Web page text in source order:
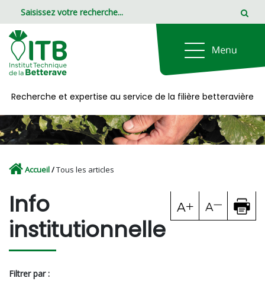
Recherche et expertise au service de la filière betteravière
Accueil/Tous les articles
Info
institutionnelle
Filtrer par :
Panneau de gestion des cookies